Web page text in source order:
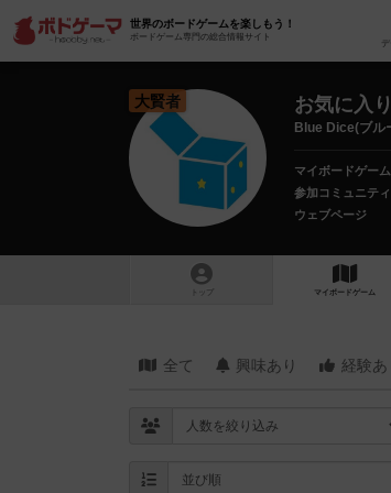
世界のボードゲームを楽しもう！
ボードゲーム専門の総合情報サイト
大賢者 お気に入
Blue Dice(ブル
マイボードゲーム
参加コミュニティ
ウェブページ
トップ マイボードゲーム
全て 興味あり 経験あ